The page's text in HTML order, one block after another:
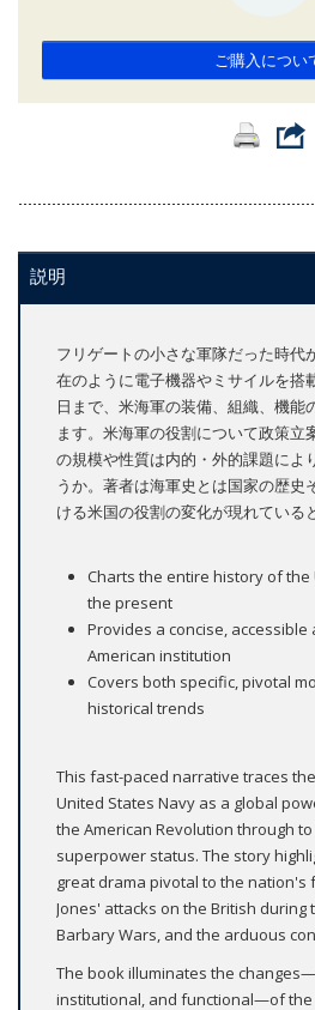
ご購入につい
説明
フリゲートの小さな軍隊だった時代
在のように電子機器やミサイルを搭
日まで、米海軍の装備、組織、機能
ます。米海軍の役割について政策立
の規模や性質は内的・外的課題によ
うか。著者は海軍史とは国家の歴史
ける米国の役割の変化が現れている
Charts the entire history of the
the present
Provides a concise, accessible
American institution
Covers both specific, pivotal
historical trends
This fast-paced narrative traces
United States Navy as a global
the American Revolution through
superpower status. The story
great drama pivotal to the nation's
Jones' attacks on the British during
Barbary Wars, and the arduous
The book illuminates the
institutional, and functional—of the